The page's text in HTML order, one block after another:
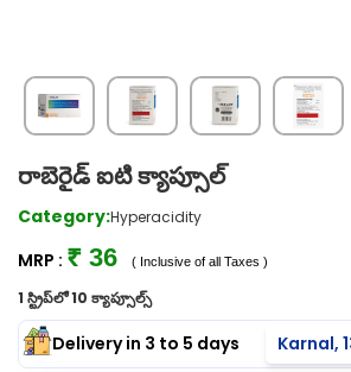
రాబెరైడ్ ఐటి క్యాప్సూల్
Category:Hyperacidity
MRP : ₹ 36 ( Inclusive of all Taxes )
1 స్ట్రిప్‌లో 10 క్యాప్సూల్స్
Delivery in 3 to 5 days Karnal,